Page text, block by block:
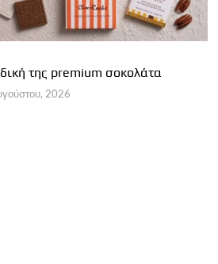
της premium σοκολάτα
2026